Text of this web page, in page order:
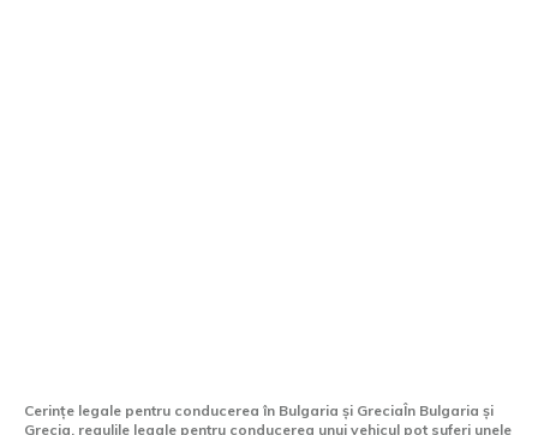
Cerințe legale pentru conducerea în Bulgaria și GreciaÎn Bulgaria și
Grecia, regulile legale pentru conducerea unui vehicul pot suferi unele